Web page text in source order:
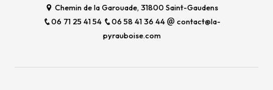
Chemin de la Garouade, 31800 Saint-Gaudens
06 71 25 41 54
06 58 41 36 44
contact@la-
pyrauboise.com